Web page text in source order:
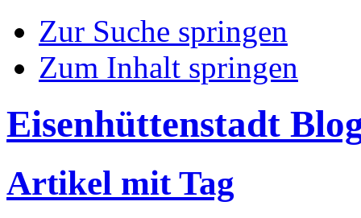
Zur Suche springen
Zum Inhalt springen
Eisenhüttenstadt
Artikel mit Tag